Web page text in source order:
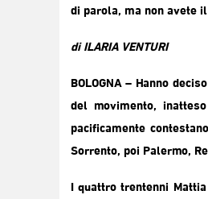
di parola, ma non avete
di ILARIA VENTURI
BOLOGNA – Hanno
del movimento,
pacificamente
Sorrento, poi Palermo,
I quattro trentenni